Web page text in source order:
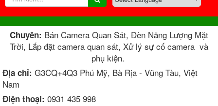
Chuyên: Bán Camera Quan Sát, Đèn Năng Lượng Mặt
Trời, Lắp đặt camera quan sát, Xử lý sự cố camera và
phụ kiện.
Địa chỉ: G3CQ+4Q3 Phú Mỹ, Bà Rịa - Vũng Tàu, Việt
Nam
Điện thoại: 0931 435 998